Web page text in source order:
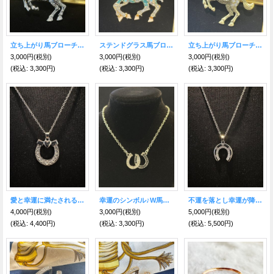
立ち上がり馬ブローチ シルバー黒 豊かさ・成功・富を得る力が飛躍！【2026年の干支】
3,000円(税別)
(税込: 3,300円)
ステンドグラス馬ブローチ 豊かさ・成功・富を得る力が飛躍！ブルー【2026年の干支】
3,000円(税別)
(税込: 3,300円)
立ち上がり馬ブローチ 豊かさ・成功・富を得る力が飛躍！【2026年の干支】
3,000円(税別)
(税込: 3,300円)
愛と幸運に満たされる♥馬蹄ネックレス シルバー♡ハート付き♡
4,000円(税別)
(税込: 4,400円)
幸運のシンボル♪W馬蹄ネックレス
3,000円(税別)
(税込: 3,300円)
不運を落とし幸運が降り注ぐ♪下向き馬蹄ネックレス☆シルバー
5,000円(税別)
(税込: 5,500円)